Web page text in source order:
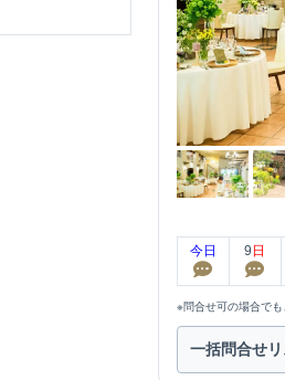
今日 9 日
※問合せ可の場合でも
一括問合せ